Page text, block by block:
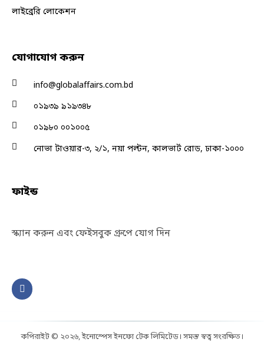
লাইব্রেরি লোকেশন
যোগাযোগ করুন
info@globalaffairs.com.bd
০১৯৩৯ ৯১৯৩৪৮
০১৯৮০ ০০১০০৫
নোভা টাওয়ার-৩, ২/১, নয়া পল্টন, কালভার্ট রোড, ঢাকা-১০০০
ফাইন্ড
স্ক্যান করুন এবং ফেইসবুক গ্রুপে যোগ দিন
a
c
e
k
কপিরাইট © ২০২৬, ইনোস্পেস ইনফো টেক লিমিটেড। সমস্ত স্বত্ব সংরক্ষিত।